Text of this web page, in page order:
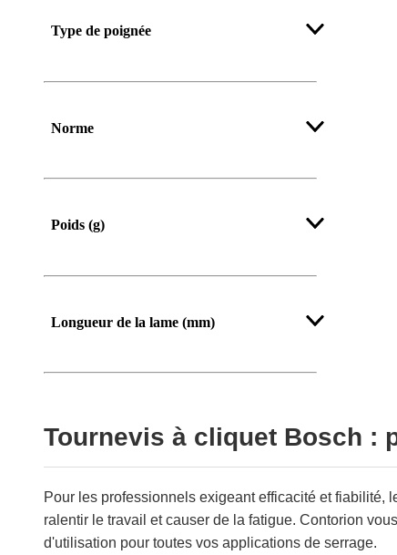
Type de poignée
Norme
Poids (g)
Longueur de la lame (mm)
Tournevis à cliquet Bosch :
Pour les professionnels exigeant efficacité et fiabilité,
ralentir le travail et causer de la fatigue. Contorion
d'utilisation pour toutes vos applications de serrage.